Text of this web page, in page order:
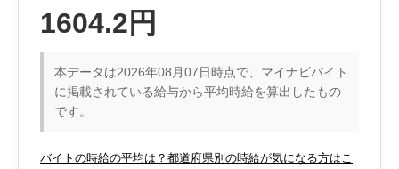
1604.2円
本データは2026年08月07日時点で、マイナビバイト
に掲載されている給与から平均時給を算出したもの
です。
バイトの時給の平均は？都道府県別の時給が気になる方はこ